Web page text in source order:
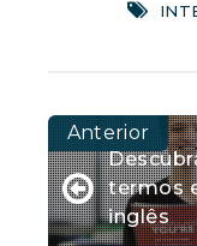
termos
inglês